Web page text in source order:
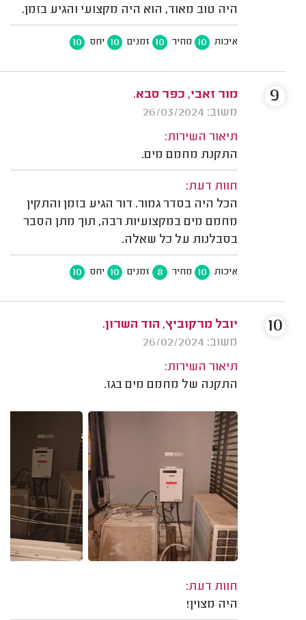
היה טוב מאוד, הוא היה מקצועי והגיע בזמן.
איכות 10 מחיר 10 זמנים 10 יחס 10
מור זאבי, כפר סבא.
משוב: 26/03/2024
תיאור השירות:
התקנת מחמם מים.
חוות דעת:
הכל היה בסדר גמור. דור הגיע בזמן והתקין
מחמם מים במקצועיות רבה, תוך מתן הסבר
בסבלנות על כל שאלה.
איכות 10 מחיר 8 זמנים 10 יחס 10
9
יובל מרקוביץ, הוד השרון.
משוב: 26/02/2024
תיאור השירות:
התקנה של מחמם מים בגז.
חוות דעת:
היה מצוין!
10